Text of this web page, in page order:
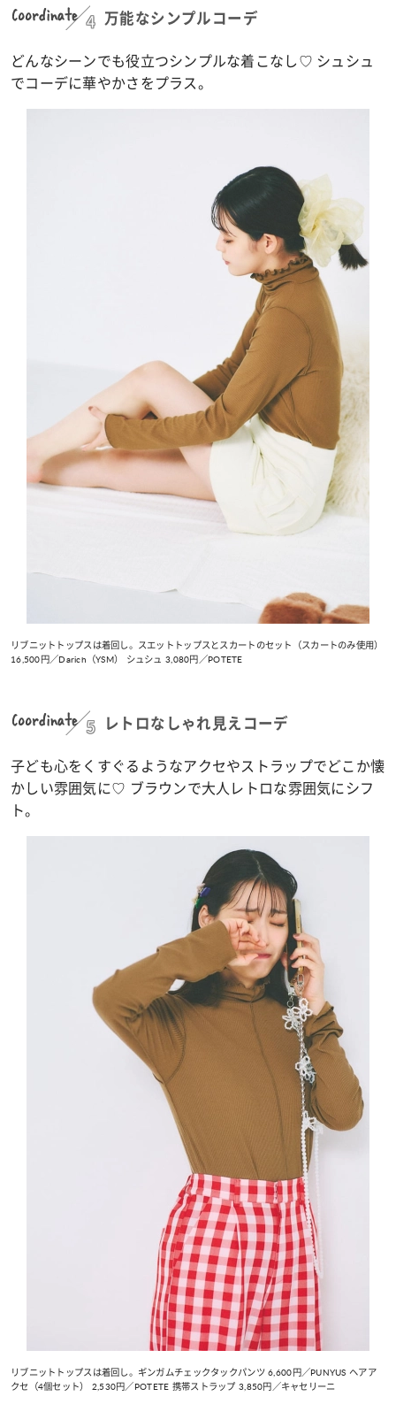
Coordinate 4 万能なシンプルコーデ
どんなシーンでも役立つシンプルな着こなし♡ シュシュ
でコーデに華やかさをプラス。
リブニットトップスは着回し。スエットトップスとスカートのセット（スカートのみ使用）
16,500円／Darich（YSM） シュシュ 3,080円／POTETE
Coordinate 5 レトロなしゃれ見えコーデ
子ども心をくすぐるようなアクセやストラップでどこか懐
かしい雰囲気に♡ ブラウンで大人レトロな雰囲気にシフ
ト。
リブニットトップスは着回し。ギンガムチェックタックパンツ 6,600円／PUNYUS ヘアア
クセ（4個セット） 2,530円／POTETE 携帯ストラップ 3,850円／キャセリーニ